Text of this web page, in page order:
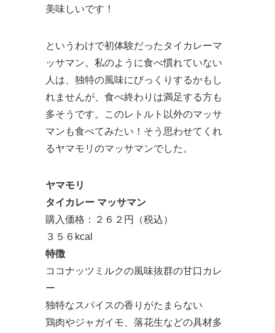
美味しいです！
というわけで初体験だったタイカレーマ
ッサマン。私のように食べ慣れていない
人は、独特の風味にびっくりするかもし
れませんが、食べ終わりは満足する方も
多そうです。このレトルト以外のマッサ
マンも食べてみたい！そう思わせてくれ
るヤマモリのマッサマンでした。
ヤマモリ
タイカレー マッサマン
購入価格：２６２円（税込）
３５６kcal
特徴
ココナッツミルクの風味抜群の甘口カレ
ー
独特なスパイスの香りがたまらない
鶏肉やジャガイモ、落花生などの具材多